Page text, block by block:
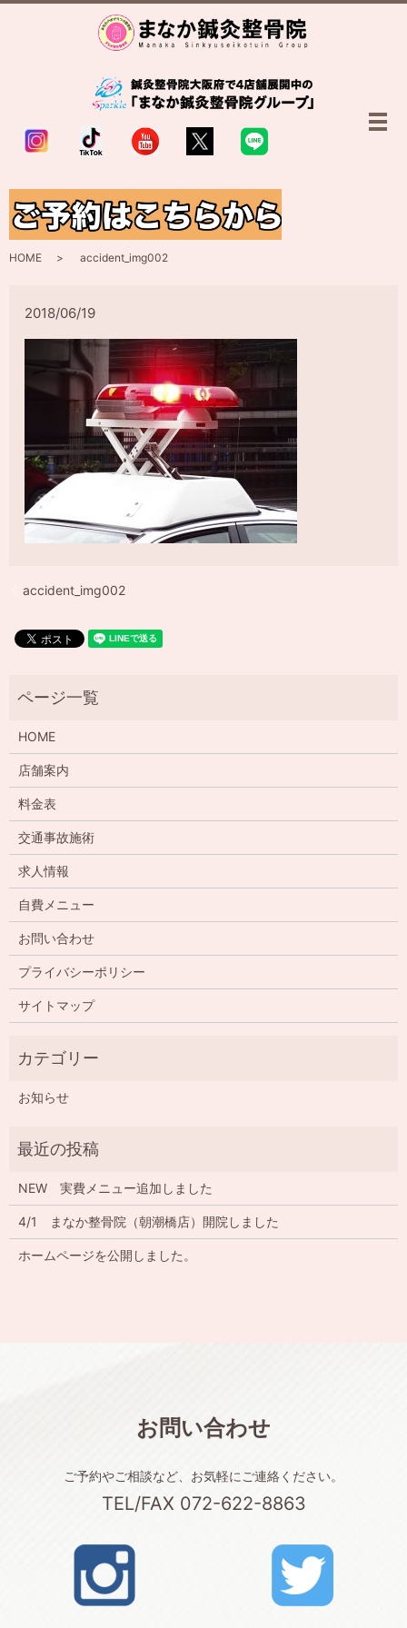
メ
accident_img002
HOME accident_img002
2018/06/19
accident_img002
HOME
店舗案内
料金表
交通事故施術
求人情報
自費メニュー
お問い合わせ
プライバシーポリシー
サイトマップ
お知らせ
NEW 実費メニュー追加しました
4/1 まなか整骨院（朝潮橋店）開院しました
ホームページを公開しました。
お問い合わせ
ご予約やご相談など、お気軽にご連絡ください。
TEL/FAX 072-622-8863